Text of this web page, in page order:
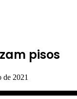
pisos
de 2021